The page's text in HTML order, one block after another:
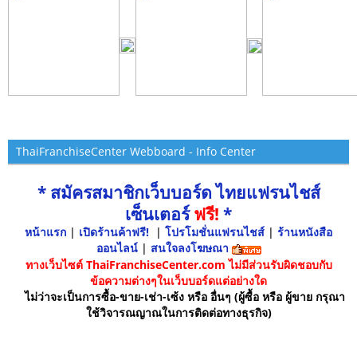
ThaiFranchiseCenter Webboard - Info Center
* สมัครสมาชิกเว็บบอร์ด ไทยแฟรนไชส์
เซ็นเตอร์ฟรี! *
หน้าแรก | เปิดร้านค้าฟรี! | โปรโมชั่นแฟรนไชส์ | ร้านหนังสือ
ออนไลน์ | สนใจลงโฆษณา
ทางเว็บไซต์ ThaiFranchiseCenter.com ไม่มีส่วนรับผิดชอบกับ
ข้อความต่างๆในเว็บบอร์ดแต่อย่างใด
ไม่ว่าจะเป็นการซื้อ-ขาย-เช่า-เซ้ง หรือ อื่นๆ (ผู้ซื้อ หรือ ผู้ขาย กรุณา
ใช้วิจารณญาณในการติดต่อทางธุรกิจ)